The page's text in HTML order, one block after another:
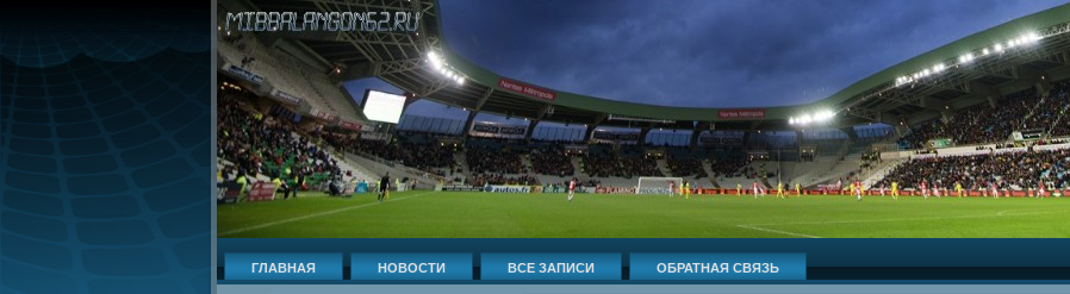
ГЛАВНАЯ НОВОСТИ ВСЕ ЗАПИСИ ОБРАТНАЯ СВЯЗЬ